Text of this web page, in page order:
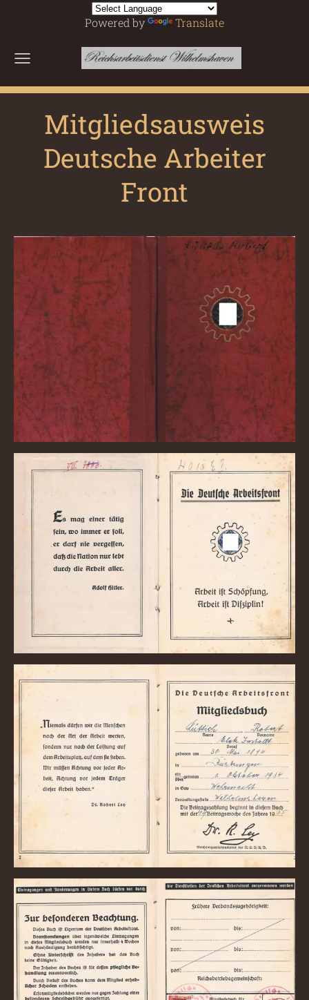
Powered by Translate
Mitgliedsausweis
Deutsche Arbeiter
Front